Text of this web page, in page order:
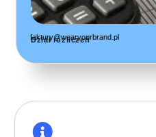
Dział rozliczeń
faktury@wearyourbrand.pl